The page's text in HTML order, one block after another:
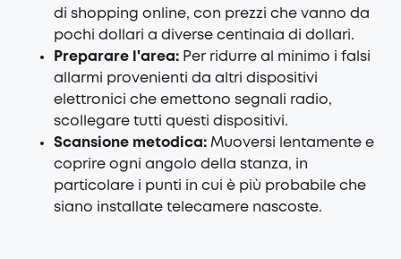
di shopping online, con prezzi che vanno da
pochi dollari a diverse centinaia di dollari.
Preparare l'area: Per ridurre al minimo i falsi
allarmi provenienti da altri dispositivi
elettronici che emettono segnali radio,
scollegare tutti questi dispositivi.
Scansione metodica: Muoversi lentamente e
coprire ogni angolo della stanza, in
particolare i punti in cui è più probabile che
siano installate telecamere nascoste.